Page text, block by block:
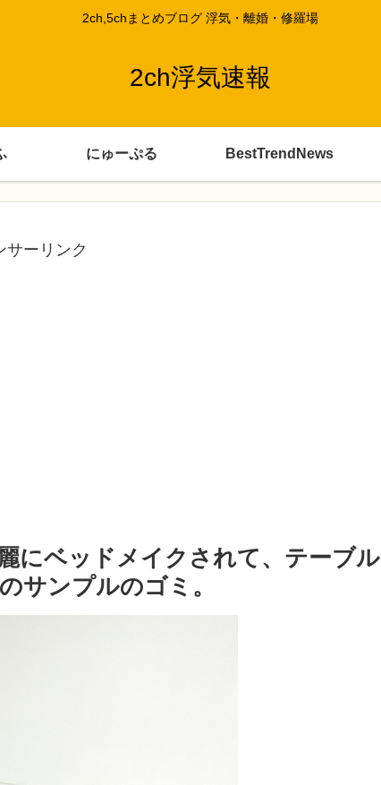
2ch,5chまとめブログ 浮気・離婚・修羅場
2ch浮気速報
にゅーぷる BestTrendNews
サーリンク
にベッドメイクされて、テーブル
サンプルのゴミ。